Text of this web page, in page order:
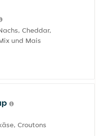
Cheddar,
und Mais
Croutons